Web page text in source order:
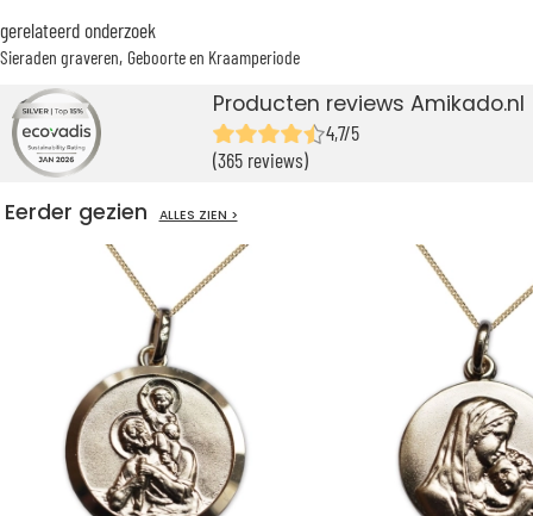
gerelateerd onderzoek
Sieraden graveren Geboorte en Kraamperiode
Producten reviews Amikado.nl
4,7/5
(365 reviews)
Eerder gezien ALLES ZIEN >